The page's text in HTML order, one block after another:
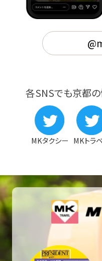
各SNSでも京都
MKタクシー MKトラ